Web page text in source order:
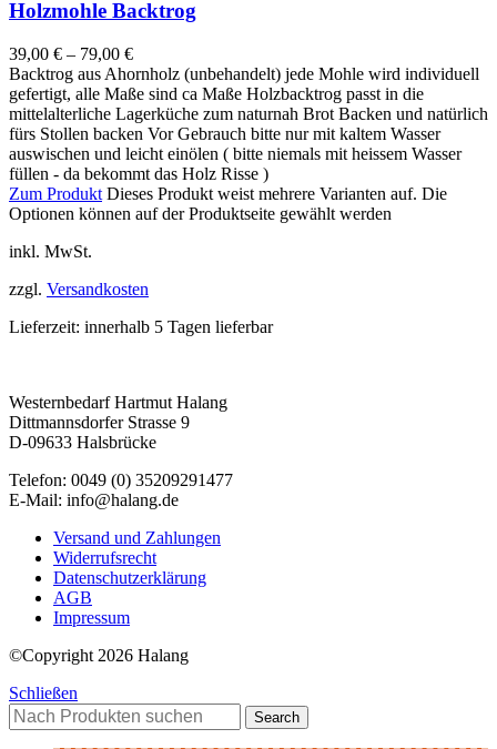
Holzmohle Backtrog
39,00 € – 79,00 €
Backtrog aus Ahornholz (unbehandelt) jede Mohle wird individuell
gefertigt, alle Maße sind ca Maße Holzbacktrog passt in die
mittelalterliche Lagerküche zum naturnah Brot Backen und natürlich
fürs Stollen backen Vor Gebrauch bitte nur mit kaltem Wasser
auswischen und leicht einölen ( bitte niemals mit heissem Wasser
füllen - da bekommt das Holz Risse )
Zum Produkt Dieses Produkt weist mehrere Varianten auf. Die
Optionen können auf der Produktseite gewählt werden
inkl. MwSt.
zzgl. Versandkosten
Lieferzeit: innerhalb 5 Tagen lieferbar
Westernbedarf Hartmut Halang
Dittmannsdorfer Strasse 9
D-09633 Halsbrücke
Telefon: 0049 (0) 35209291477
E-Mail: info@halang.de
Versand und Zahlungen
Widerrufsrecht
Datenschutzerklärung
AGB
Impressum
©Copyright 2026 Halang
Schließen
Search